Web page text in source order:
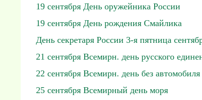
19 сентября День оружейника России
19 сентября День рождения Смайлика
День секретаря России 3-я пятница
21 сентября Всемирн. день русского
22 сентября Всемирн. день без автомобиля
25 сентября Всемирный день моря